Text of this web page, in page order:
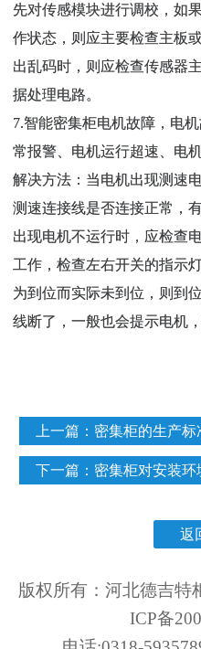
先对传感模块进行调校，如
作状态，则应主要检查主板
出乱码时，则应检查传感器
据处理电路。
7.智能密集柜电机故障，电
常报警、电机运行超速、电
解决方法：当电机出现测速
测速连接线是否连接正常，
出现电机不运行时，应检查
工作，检查左右开关的指示
为到位而实际未到位，则到
线断了，一般也会提示电机
上一篇： 密集柜的生产标
下一篇： 密集柜对安装
返
版权所有：河北德吉特
ICP备